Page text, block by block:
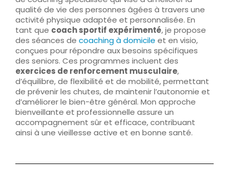
qualité de vie des personnes âgées à travers une
activité physique adaptée et personnalisée. En
tant que coach sportif expérimenté, je propose
des séances de coaching à domicile et en visio,
conçues pour répondre aux besoins spécifiques
des seniors. Ces programmes incluent des
exercices de renforcement musculaire,
d’équilibre, de flexibilité et de mobilité, permettant
de prévenir les chutes, de maintenir l’autonomie et
d’améliorer le bien-être général. Mon approche
bienveillante et professionnelle assure un
accompagnement sûr et efficace, contribuant
ainsi à une vieillesse active et en bonne santé.